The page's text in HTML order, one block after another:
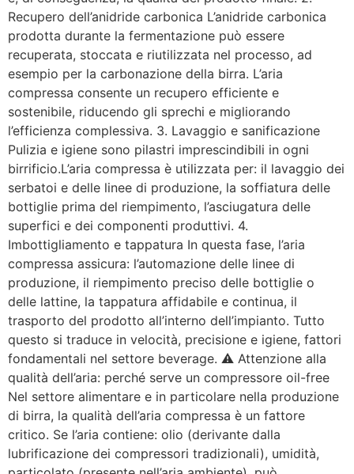
Recupero dell’anidride carbonica L’anidride carbonica
prodotta durante la fermentazione può essere
recuperata, stoccata e riutilizzata nel processo, ad
esempio per la carbonazione della birra. L’aria
compressa consente un recupero efficiente e
sostenibile, riducendo gli sprechi e migliorando
l’efficienza complessiva. 3. Lavaggio e sanificazione
Pulizia e igiene sono pilastri imprescindibili in ogni
birrificio.L’aria compressa è utilizzata per: il lavaggio dei
serbatoi e delle linee di produzione, la soffiatura delle
bottiglie prima del riempimento, l’asciugatura delle
superfici e dei componenti produttivi. 4.
Imbottigliamento e tappatura In questa fase, l’aria
compressa assicura: l’automazione delle linee di
produzione, il riempimento preciso delle bottiglie o
delle lattine, la tappatura affidabile e continua, il
trasporto del prodotto all’interno dell’impianto. Tutto
questo si traduce in velocità, precisione e igiene, fattori
fondamentali nel settore beverage. ⚠️ Attenzione alla
qualità dell’aria: perché serve un compressore oil-free
Nel settore alimentare e in particolare nella produzione
di birra, la qualità dell’aria compressa è un fattore
critico. Se l’aria contiene: olio (derivante dalla
lubrificazione dei compressori tradizionali), umidità,